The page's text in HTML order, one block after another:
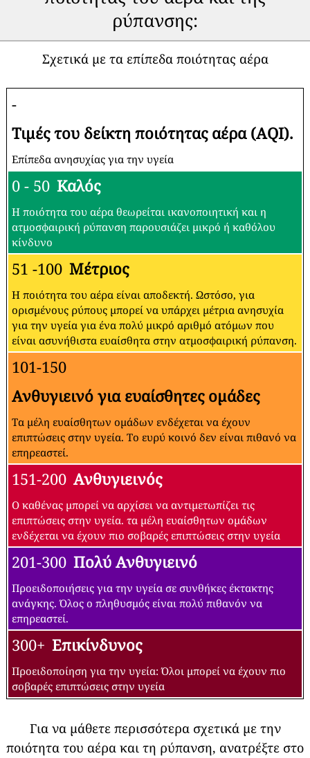
ρύπανσης:
Σχετικά με τα επίπεδα ποιότητας αέρα
-
Τιμές του δείκτη ποιότητας αέρα (AQI).
Επίπεδα ανησυχίας για την υγεία
0 - 50 Καλός
Η ποιότητα του αέρα θεωρείται ικανοποιητική και η
ατμοσφαιρική ρύπανση παρουσιάζει μικρό ή καθόλου
κίνδυνο
51 -100 Μέτριος
Η ποιότητα του αέρα είναι αποδεκτή. Ωστόσο, για
ορισμένους ρύπους μπορεί να υπάρχει μέτρια ανησυχία
για την υγεία για ένα πολύ μικρό αριθμό ατόμων που
είναι ασυνήθιστα ευαίσθητα στην ατμοσφαιρική ρύπανση.
101-150
Ανθυγιεινό για ευαίσθητες ομάδες
Τα μέλη ευαίσθητων ομάδων ενδέχεται να έχουν
επιπτώσεις στην υγεία. Το ευρύ κοινό δεν είναι πιθανό να
επηρεαστεί.
151-200 Ανθυγιεινός
Ο καθένας μπορεί να αρχίσει να αντιμετωπίζει τις
επιπτώσεις στην υγεία. τα μέλη ευαίσθητων ομάδων
ενδέχεται να έχουν πιο σοβαρές επιπτώσεις στην υγεία
201-300 Πολύ Ανθυγιεινό
Προειδοποιήσεις για την υγεία σε συνθήκες έκτακτης
ανάγκης. Όλος ο πληθυσμός είναι πολύ πιθανόν να
επηρεαστεί.
300+ Επικίνδυνος
Προειδοποίηση για την υγεία: Όλοι μπορεί να έχουν πιο
σοβαρές επιπτώσεις στην υγεία
Για να μάθετε περισσότερα σχετικά με την
ποιότητα του αέρα και τη ρύπανση, ανατρέξτε στο